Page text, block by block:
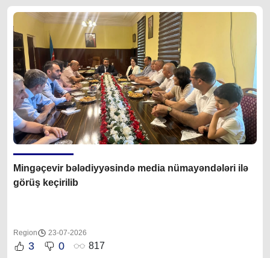
Mingəçevir bələdiyyəsində media nümayəndələri ilə
görüş keçirilib
Region 23-07-2026
3 0 817